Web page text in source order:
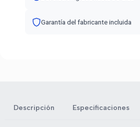
Garantía del fabricante incluida
Descripción Especificaciones